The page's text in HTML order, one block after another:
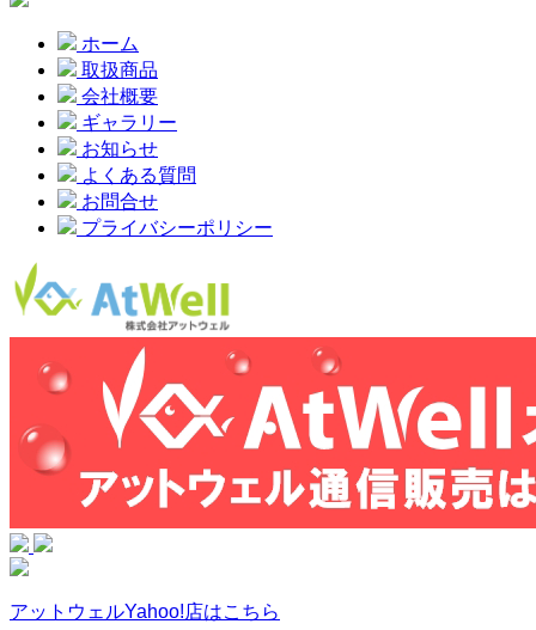
ホーム
取扱商品
会社概要
ギャラリー
お知らせ
よくある質問
お問合せ
プライバシーポリシー
アットウェルYahoo!店はこちら